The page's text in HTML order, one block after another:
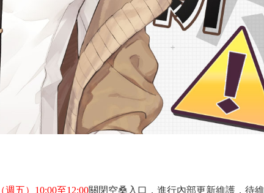
（週五）10:00至12:00關閉空桑入口，進行內部更新維護，待